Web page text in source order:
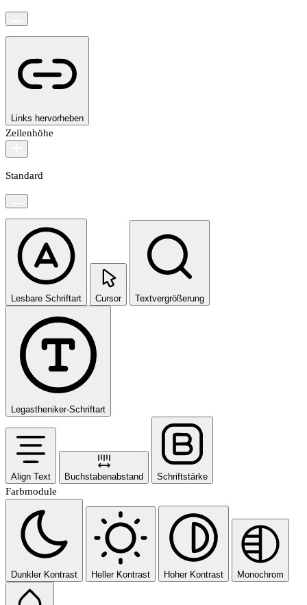
Links hervorheben
Zeilenhöhe
Standard
Lesbare Schriftart Cursor Textvergrößerung
Legastheniker-Schriftart
Align Text Buchstabenabstand Schriftstärke
Farbmodule
Dunkler Kontrast Heller Kontrast Hoher Kontrast Monochrom